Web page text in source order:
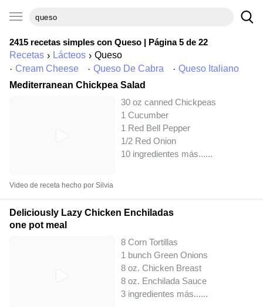
2415 recetas simples con Queso | Página 5 de 22
Recetas Lácteos
Queso
Cream Cheese
Queso De Cabra
Queso Italiano
Mediterranean Chickpea Salad
30 oz canned Chickpeas
1 Cucumber
1 Red Bell Pepper
1/2 Red Onion
10 ingredientes más......
Video de receta hecho por Silvia
Deliciously Lazy Chicken Enchiladas
one pot meal
8 Corn Tortillas
1 bunch Green Onions
8 oz. Chicken Breast
8 oz. Enchilada Sauce
3 ingredientes más......